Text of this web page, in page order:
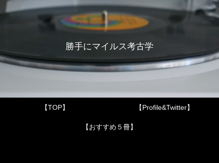
勝手にマイルス考古学
【TOP】 【Profile&Twitter】
【おすすめ５冊】